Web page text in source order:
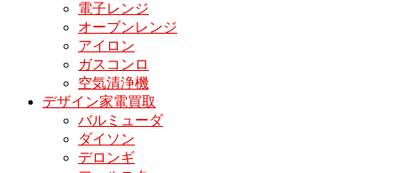
電子レンジ
オーブンレンジ
アイロン
ガスコンロ
空気清浄機
デザイン家電買取
バルミューダ
ダイソン
デロンギ